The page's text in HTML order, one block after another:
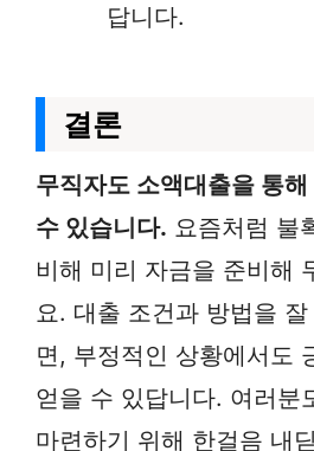
답니다.
결론
무직자도 소액대출을 통
수 있습니다. 요즘처럼 불
비해 미리 자금을 준비해
요. 대출 조건과 방법을
면, 부정적인 상황에서도
얻을 수 있답니다. 여러분
마련하기 위해 한걸음 내